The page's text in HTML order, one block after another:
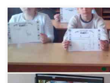
13 апреля 2021 года в
тематическое
дорогах» в рамках проекта